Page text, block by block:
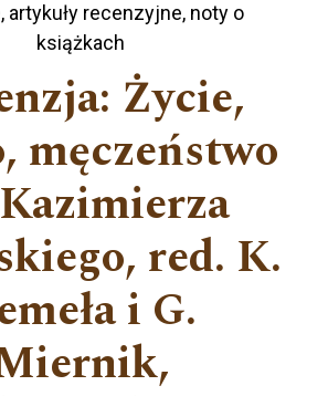
artykuły recenzyjne, noty o
książkach
Życie,
męczeństwo
red. K.
i G.